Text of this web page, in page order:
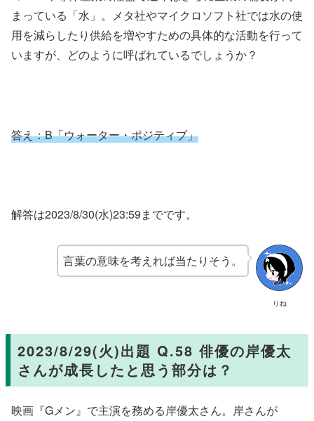
まっている「水」。メタ社やマイクロソフト社では水の使
用を減らしたり供給を増やすための具体的な活動を行って
いますが、どのように呼ばれているでしょうか？
答え：B「ウォーター・ポジティブ」
解答は2023/8/30(水)23:59までです。
りね
言葉の意味を考えれば当たりそう。
2023/8/29(火)出題 Q.58 俳優の岸優太
さんが成長したと思う部分は？
映画『Gメン』で主演を務める岸優太さん。岸さんが